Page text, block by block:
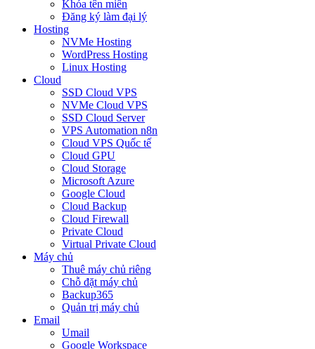
Khóa tên miền
Đăng ký làm đại lý
Hosting
NVMe Hosting
WordPress Hosting
Linux Hosting
Cloud
SSD Cloud VPS
NVMe Cloud VPS
SSD Cloud Server
VPS Automation n8n
Cloud VPS Quốc tế
Cloud GPU
Cloud Storage
Microsoft Azure
Google Cloud
Cloud Backup
Cloud Firewall
Private Cloud
Virtual Private Cloud
Máy chủ
Thuê máy chủ riêng
Chỗ đặt máy chủ
Backup365
Quản trị máy chủ
Email
Umail
Google Workspace